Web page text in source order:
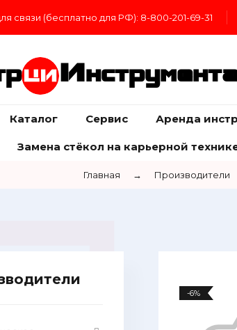
связи (бесплатно для РФ): 8-800-201-69-31
Каталог Сервис Аренда
Замена стёкол на карьерной
Главная → Производители
-6%